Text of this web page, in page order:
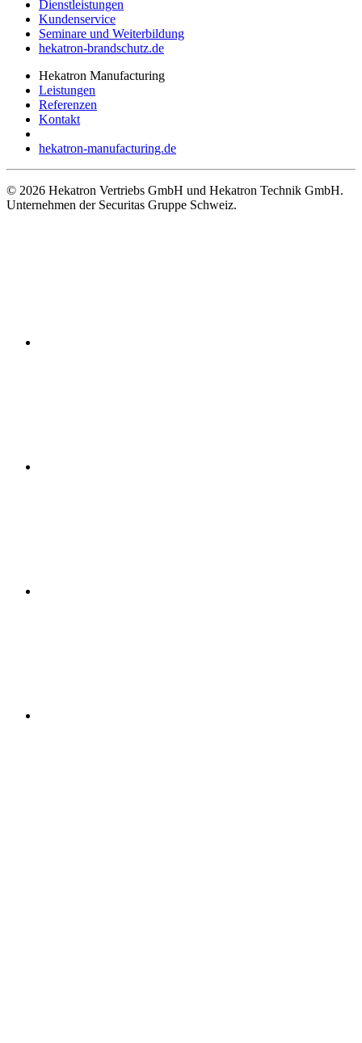
Dienstleistungen
Kundenservice
Seminare und Weiterbildung
hekatron-brandschutz.de
Hekatron Manufacturing
Leistungen
Referenzen
Kontakt
hekatron-manufacturing.de
© 2026 Hekatron Vertriebs GmbH und Hekatron Technik GmbH.
Unternehmen der Securitas Gruppe Schweiz.